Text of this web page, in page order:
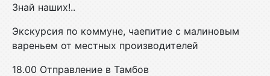
Знай наших!..
Экскурсия по коммуне, чаепитие с малиновым
вареньем от местных производителей
18.00 Отправление в Тамбов